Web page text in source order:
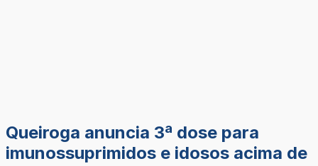
Queiroga anuncia 3ª dose para
imunossuprimidos e idosos acima de